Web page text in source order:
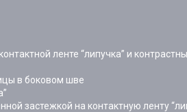
ленте “липучка” и
в боковом шве
застежкой на контактную ленту